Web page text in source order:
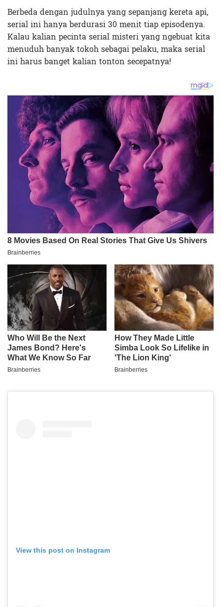
Berbeda dengan judulnya yang sepanjang kereta api,
serial ini hanya berdurasi 30 menit tiap episodenya.
Kalau kalian pecinta serial misteri yang ngebuat kita
menuduh banyak tokoh sebagai pelaku, maka serial
ini harus banget kalian tonton secepatnya!
View this post on Instagram